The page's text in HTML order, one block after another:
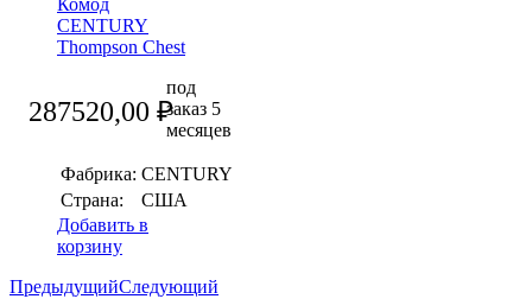
Комод
CENTURY
Thompson Chest
287520,00₽
под
заказ 5
месяцев
Фабрика: CENTURY
Страна:
США
Добавить в
корзину
ПредыдущийСледующий